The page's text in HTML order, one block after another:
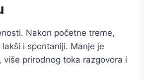
Nakon početne treme,
i spontaniji. Manje je
više prirodnog toka razgovora i